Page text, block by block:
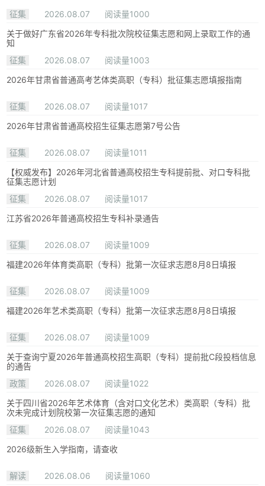
征集 2026.08.07
阅读量1000
关于做好广东省2026年专科批次院校征集志愿和网上录取工作的通
知
征集
2026.08.07
阅读量1003
2026年甘肃省普通高考艺体类高职（专科）批征集志愿填报指南
征集 2026.08.07
阅读量1017
2026年甘肃省普通高校招生征集志愿第7号公告
征集 2026.08.07
阅读量1011
【权威发布】2026年河北省普通高校招生专科提前批、对口专科批
征集志愿计划
征集
2026.08.07
阅读量1017
江苏省2026年普通高校招生专科补录通告
征集 2026.08.07
阅读量1009
福建2026年体育类高职（专科）批第一次征求志愿8月8日填报
征集 2026.08.07
阅读量1009
福建2026年艺术类高职（专科）批第一次征求志愿8月8日填报
征集 2026.08.07
阅读量1009
关于查询宁夏2026年普通高校招生高职（专科）提前批C段投档信息
的通告
政策
2026.08.07
阅读量1022
关于四川省2026年艺术体育（含对口文化艺术）类高职（专科）批
次未完成计划院校第一次征集志愿的通知
征集
2026.08.07
阅读量1043
2026级新生入学指南，请查收
解读 2026.08.06
阅读量1060